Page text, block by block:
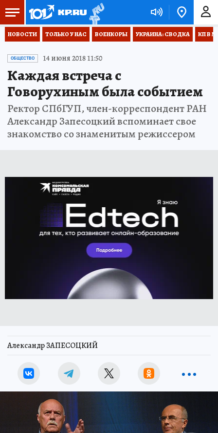
НОВОСТИ ТОЛЬКО У НАС ВОЕНКОРЫ УКРАИНА: СВОДКА КП В
ОБЩЕСТВО 14 июня 2018 11:50
Каждая встреча с
Говорухиным была событием
Ректор СПбГУП, член-корреспондент РАН
Александр Запесоцкий вспоминает свое
знакомство со знаменитым режиссером
Александр ЗАПЕСОЦКИЙ